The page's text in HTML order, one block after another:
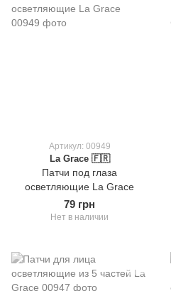
Артикул: 00949
La Grace 🇫🇷
Патчи под глаза
осветляющие La Grace
79 грн
Нет в наличии